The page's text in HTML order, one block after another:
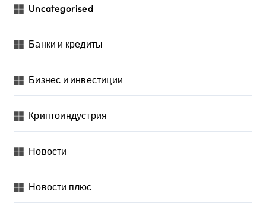
Uncategorised
Банки и кредиты
Бизнес и инвестиции
Криптоиндустрия
Новости
Новости плюс